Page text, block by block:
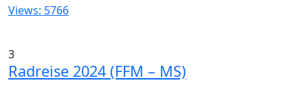
Views: 5766
3
Radreise 2024 (FFM – MS)